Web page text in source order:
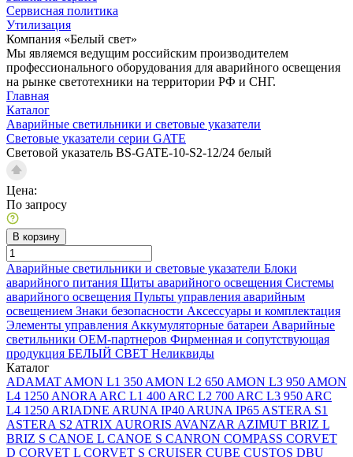
Сервисная политика
Утилизация
Компания «Белый свет»
Мы являемся ведущим российским производителем
профессионального оборудования для аварийного освещения
на рынке светотехники на территории РФ и СНГ.
Главная
Каталог
Аварийные светильники и световые указатели
Световые указатели серии GATE
Световой указатель BS-GATE-10-S2-12/24 белый
Цена:
По запросу
В корзину
Аварийные светильники и световые указатели Блоки
аварийного питания Щиты аварийного освещения Системы
аварийного освещения Пульты управления аварийным
освещением Знаки безопасности Аксессуары и комплектация
Элементы управления Аккумуляторные батареи Аварийные
светильники ОЕМ-партнеров Фирменная и сопутствующая
продукция БЕЛЫЙ СВЕТ Неликвиды
Каталог
ADAMAT AMON L1 350 AMON L2 650 AMON L3 950 AMON
L4 1250 ANORA ARC L1 400 ARC L2 700 ARC L3 950 ARC
L4 1250 ARIADNE ARUNA IP40 ARUNA IP65 ASTERA S1
ASTERA S2 ATRIX AURORIS AVANZAR AZIMUT BRIZ L
BRIZ S CANOE L CANOE S CANRON COMPASS CORVET
D CORVET L CORVET S CRUISER CUBE CUSTOS DBU